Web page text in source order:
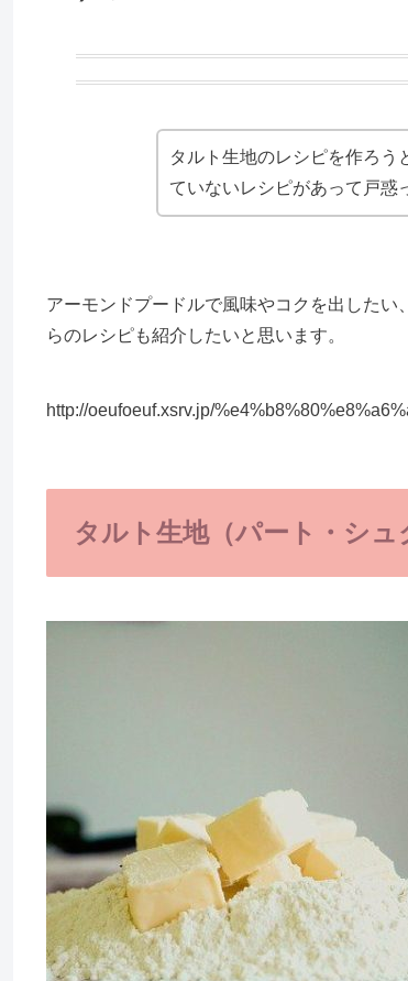
タルト生地のレシピを作ろう
ていないレシピがあって戸惑
アーモンドプードルで風味やコクを出した
らのレシピも紹介したいと思います。
http://oeufoeuf.xsrv.jp/
タルト生地（パート・シ